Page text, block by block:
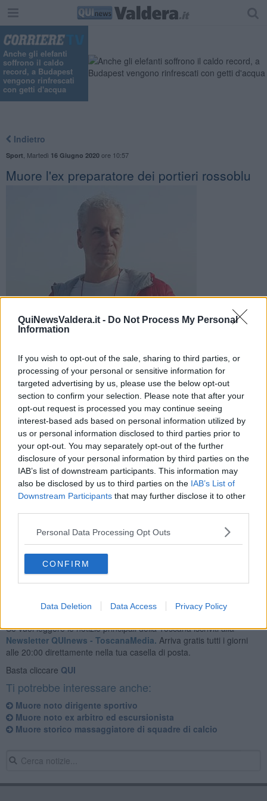
QuiNewsValdera.it - Do Not Process My Personal
Information
If you wish to opt-out of the sale, sharing to third parties, or
processing of your personal or sensitive information for
targeted advertising by us, please use the below opt-out
section to confirm your selection. Please note that after your
opt-out request is processed you may continue seeing
interest-based ads based on personal information utilized by
us or personal information disclosed to third parties prior to
your opt-out. You may separately opt-out of the further
disclosure of your personal information by third parties on the
IAB’s list of downstream participants. This information may
also be disclosed by us to third parties on the IAB’s List of
Downstream Participants that may further disclose it to other
Personal Data Processing Opt Outs
CONFIRM
Data Deletion Data Access Privacy Policy
Anche gli elefanti
soffrono il caldo
record, a Budapest
vengono rinfrescati
con getti d'acqua
Indietro
Sport Martedì 16 Giugno 2020ore 10:57
Muore l'ex preparatore dei portieri rossoblu
Lutto nel mondo sportivo dilettantesco per la scomparsa di
PONSACCO —E' mortoMaurizio Bernini, ex preparatore dei
portieri della Mobilieri Ponsacco ed ex portiere. Il cordoglio dalla
società di calcio ponsacchina è arrivato con le parole di Alessandro
Balluchi: "Maurizio era un grande uomo, molto umano e disponibile,
rispondeva sempre presente quando c'era bisogno".
Bernini faceva l'assicuratore e viveva a Calcinaia, dove oggi alle 15
sono in programma i funerali, nella chiesa di San Giovanni Battista.
Oltre che in Valdera Bernini era molto conosciuto anche a Volterra.
Se vuoi leggere le notizie principali della Toscana iscriviti alla
Newsletter QUInews - ToscanaMedia. Arriva gratis tutti i giorni
alle 20:00 direttamente nella tua casella di posta.
Basta cliccare QUI
Ti potrebbe interessare anche:
Muore noto dirigente sportivo
Muore noto ex arbitro ed escursionista
Muore storico massaggiatore di squadre di calcio